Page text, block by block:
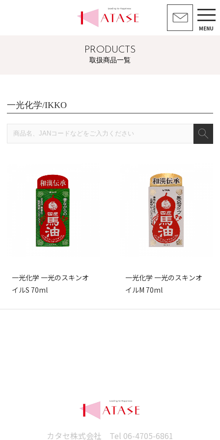
MENU
PRODUCTS
取扱商品一覧
一光化学/IKKO
一光化学 一光のスキンオ
イルS 70ml
一光化学 一光のスキンオ
イルM 70ml
カタセ株式会社 Tel 06-4705-6861